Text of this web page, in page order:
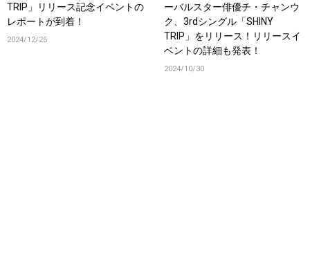
TRIP」リリース記念イベントの
レポートが到着！
2024/12/25
ーバルスター俳優チ・チャンウ
ク、3rdシングル「SHINY
TRIP」をリリース！リリースイ
ベントの詳細も発表！
2024/10/30